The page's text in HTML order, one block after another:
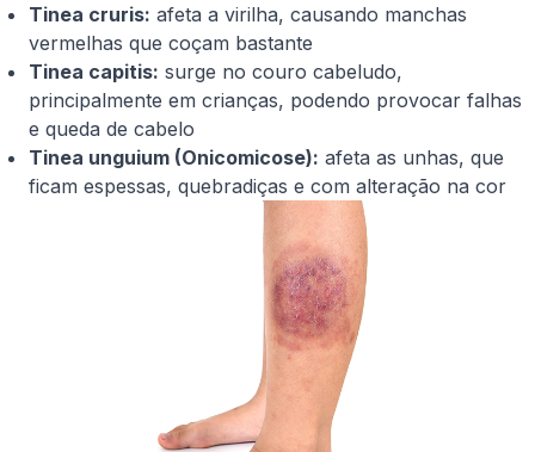
Tinea cruris: afeta a virilha, causando manchas
vermelhas que coçam bastante
Tinea capitis: surge no couro cabeludo,
principalmente em crianças, podendo provocar falhas
e queda de cabelo
Tinea unguium (Onicomicose): afeta as unhas, que
ficam espessas, quebradiças e com alteração na cor